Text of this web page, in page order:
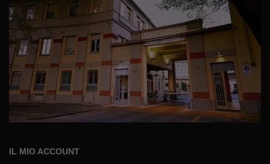
IL MIO ACCOUNT